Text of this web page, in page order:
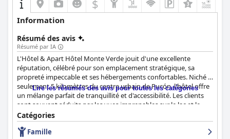
$
Information
Résumé des avis
Résumé par IA
L'Hôtel & Apart Hôtel Monte Verde jouit d'une excellente
réputation, célébré pour son emplacement stratégique, sa
propreté impeccable et ses hébergements confortables. Niché à
seulement 5 kilomètres du centre urbain de Pucón, l'hôtel offre
un mélange parfait de tranquillité et d'accessibilité. Les clients
sont souvent séduits par les vues imprenables sur le lac et le
paysage luxuriant, ce qui en fait un refuge idéal pour les
amoureux de la nature et ceux qui recherchent la détente. La
proximité de l'hôtel avec les sites touristiques populaires et les
Lire les résumés des avis pour toutes les catégories
Catégories
Famille